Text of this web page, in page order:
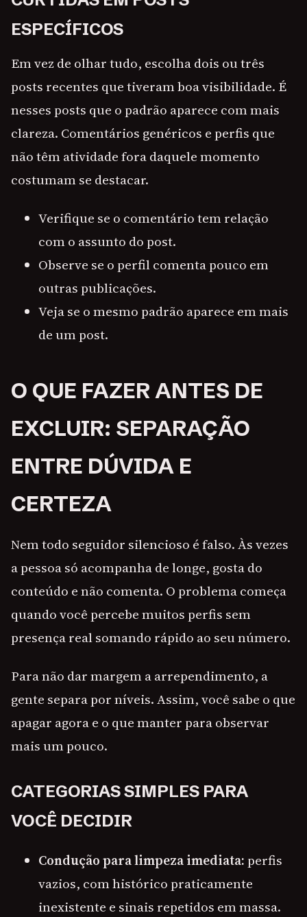
ESPECÍFICOS
Em vez de olhar tudo, escolha dois ou três
posts recentes que tiveram boa visibilidade. É
nesses posts que o padrão aparece com mais
clareza. Comentários genéricos e perfis que
não têm atividade fora daquele momento
costumam se destacar.
Verifique se o comentário tem relação
com o assunto do post.
Observe se o perfil comenta pouco em
outras publicações.
Veja se o mesmo padrão aparece em mais
de um post.
O QUE FAZER ANTES DE
EXCLUIR: SEPARAÇÃO
ENTRE DÚVIDA E
CERTEZA
Nem todo seguidor silencioso é falso. Às vezes
a pessoa só acompanha de longe, gosta do
conteúdo e não comenta. O problema começa
quando você percebe muitos perfis sem
presença real somando rápido ao seu número.
Para não dar margem a arrependimento, a
gente separa por níveis. Assim, você sabe o que
apagar agora e o que manter para observar
mais um pouco.
CATEGORIAS SIMPLES PARA
VOCÊ DECIDIR
Condução para limpeza imediata:perfis
vazios, com histórico praticamente
inexistente e sinais repetidos em massa.